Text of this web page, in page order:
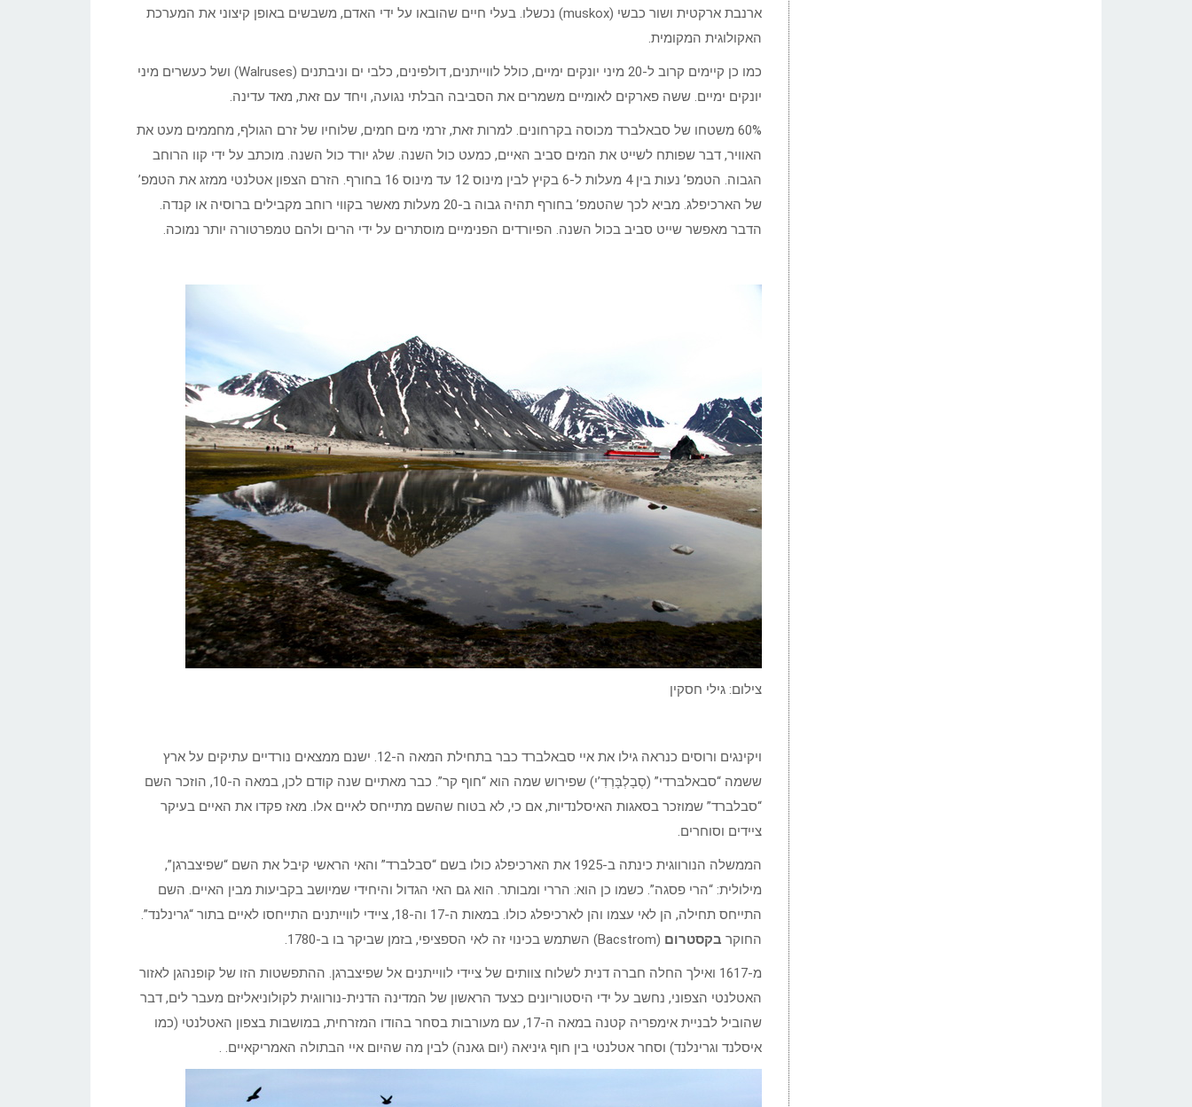
ארנבת ארקטית ושור כבשי (muskox) נכשלו. בעלי חיים שהובאו על ידי האדם, משבשים באופן קיצוני את המערכת
האקולוגית המקומית.
כמו כן קיימים קרוב ל-20 מיני יונקים ימיים, כולל לווייתנים, דולפינים, כלבי ים וניבתנים (Walruses) ושל כעשרים מיני
יונקים ימיים. ששה פארקים לאומיים משמרים את הסביבה הבלתי נגועה, ויחד עם זאת, מאד עדינה.
60% משטחו של סבאלברד מכוסה בקרחונים. למרות זאת, זרמי מים חמים, שלוחיו של זרם הגולף, מחממים מעט את
האוויר, דבר שפותח לשייט את המים סביב האיים, כמעט כול השנה. שלג יורד כול השנה. מוכתב על ידי קוו הרוחב
הגבוה. הטמפ’ נעות בין 4 מעלות ל-6 בקיץ לבין מינוס 12 עד מינוס 16 בחורף. הזרם הצפון אטלנטי ממזג את הטמפ’
של הארכיפלג. מביא לכך שהטמפ’ בחורף תהיה גבוה ב-20 מעלות מאשר בקווי רוחב מקבילים ברוסיה או קנדה.
הדבר מאפשר שייט סביב בכול השנה. הפיורדים הפנימיים מוסתרים על ידי הרים ולהם טמפרטורה יותר נמוכה.
צילום: גילי חסקין
ויקינגים ורוסים כנראה גילו את איי סבאלברד כבר בתחילת המאה ה-12. ישנם ממצאים נורדיים עתיקים על ארץ
ששמה “סבאלבּרדי” (סְבָלְבָּרְדִ’י) שפירוש שמה הוא “חוף קר”. כבר מאתיים שנה קודם לכן, במאה ה-10, הוזכר השם
“סבלברד” שמוזכר בסאגות האיסלנדיות, אם כי, לא בטוח שהשם מתייחס לאיים אלו. מאז פקדו את האיים בעיקר
ציידים וסוחרים.
הממשלה הנורווגית כינתה ב-1925 את הארכיפלג כולו בשם “סבלברד” והאי הראשי קיבל את השם “שפיצברגן”,
מילולית: “הרי פסגה”. כשמו כן הוא: הררי ומבותר. הוא גם האי הגדול והיחידי שמיושב בקביעות מבין האיים. השם
התייחס תחילה, הן לאי עצמו והן לארכיפלג כולו. במאות ה-17 וה-18, ציידי לווייתנים התייחסו לאיים בתור “גרינלנד”.
החוקר בקסטרום (Bacstrom) השתמש בכינוי זה לאי הספציפי, בזמן שביקר בו ב-1780.
מ-1617 ואילך החלה חברה דנית לשלוח צוותים של ציידי לווייתנים אל שפיצברגן. ההתפשטות הזו של קופנהגן לאזור
האטלנטי הצפוני, נחשב על ידי היסטוריונים כצעד הראשון של המדינה הדנית-נורווגית לקולוניאליזם מעבר לים, דבר
שהוביל לבניית אימפריה קטנה במאה ה-17, עם מעורבות בסחר בהודו המזרחית, במושבות בצפון האטלנטי (כמו
איסלנד וגרינלנד) וסחר אטלנטי בין חוף גיניאה (יום גאנה) לבין מה שהיום איי הבתולה האמריקאיים. .